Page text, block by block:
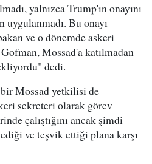
yalnızca Trump'ın onayını
uygulanmadı. Bu onayı
ve o dönemde askeri
Mossad'a katılmadan
dedi.
Mossad yetkilisi de
sekreteri olarak görev
çalıştığını ancak şimdi
ve teşvik ettiği plana karşı